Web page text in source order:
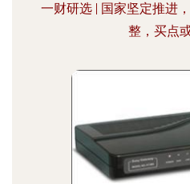
一财研选 | 国家坚定推进
整，买点